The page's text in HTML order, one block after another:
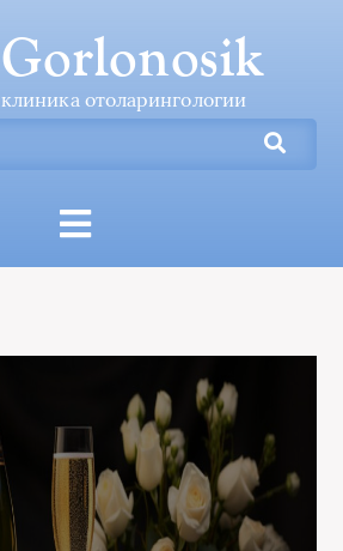
Gorlonosik
клиника отоларингологии